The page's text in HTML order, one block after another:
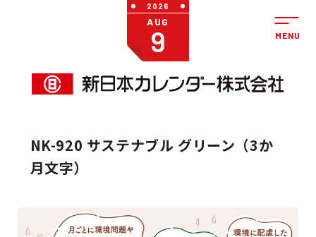
2026
AUG
9
NK-920 サステナブル グリーン（3か
月文字）